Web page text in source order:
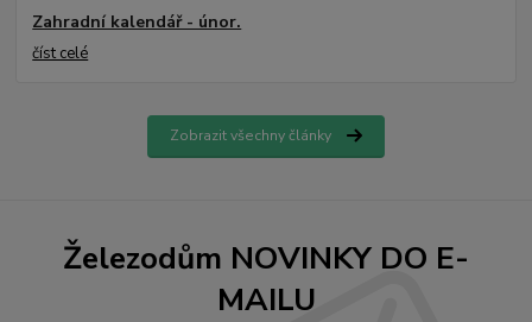
Zahradní kalendář - únor.
číst celé
Zobrazit všechny články
Železodům NOVINKY DO E-
MAILU